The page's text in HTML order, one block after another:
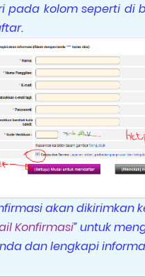
pada kolom seperti di
akan dikirimkan
Konfirmasi” untuk
dan lengkapi